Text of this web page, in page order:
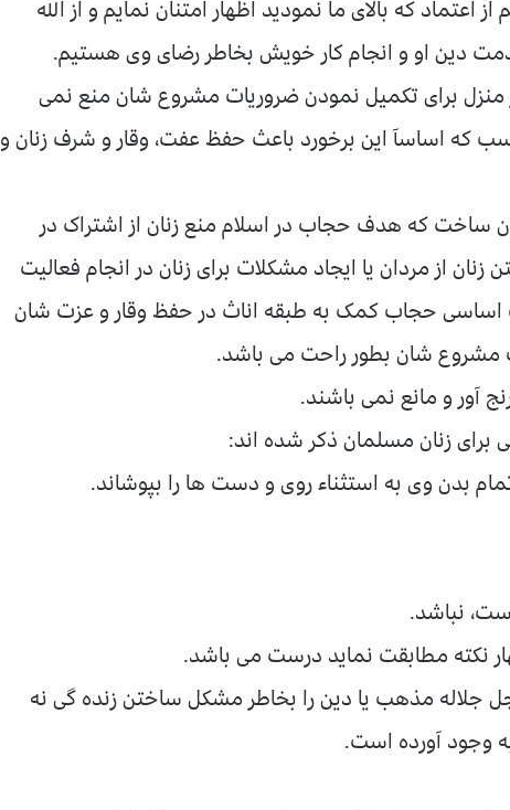
اعتماد که بالای ما نمودید اظهار امتنان نمایم و از الله
دين او و انجام کار خویش بخاطر رضای وی هستیم.
منزل برای تکمیل نمودن ضروریات مشروع شان منع نمی
که اساسآ این برخورد باعث حفظ عفت، وقار و شرف زنان و
ساخت که هدف حجاب در اسلام منع زنان از اشتراک در
از مردان یا ایجاد مشکلات برای زنان در انجام فعالیت
اساسی حجاب کمک به طبقه اناث در حفظ وقار و عزت شان
مشروع شان بطور راحت می باشد.
آور و مانع نمی باشند.
زنان مسلمان ذکر شده اند:
بدن وی به استثناء روی و دست ها را بپوشاند.
نباشد.
نکته مطابقت نماید درست می باشد.
جلاله مذهب یا دین را بخاطر مشکل ساختن زنده گی نه
وجود آورده است.